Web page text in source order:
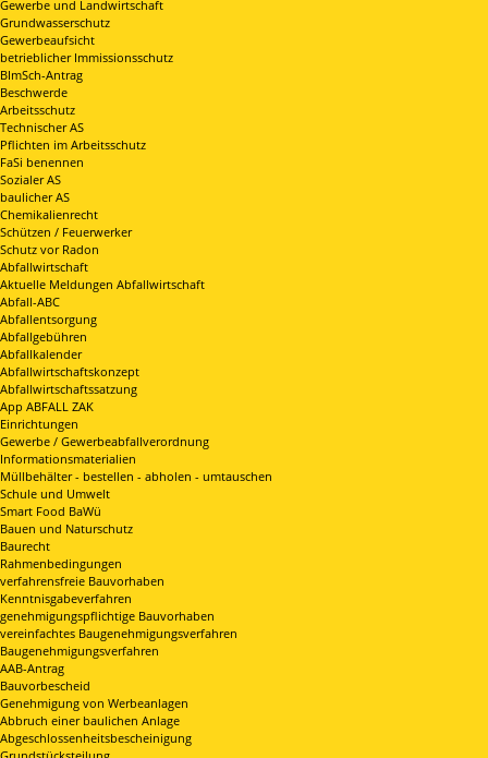
Gewerbe und Landwirtschaft
Grundwasserschutz
Gewerbeaufsicht
betrieblicher Immissionsschutz
BImSch-Antrag
Beschwerde
Arbeitsschutz
Technischer AS
Pflichten im Arbeitsschutz
FaSi benennen
Sozialer AS
baulicher AS
Chemikalienrecht
Schützen / Feuerwerker
Schutz vor Radon
Abfallwirtschaft
Aktuelle Meldungen Abfallwirtschaft
Abfall-ABC
Abfallentsorgung
Abfallgebühren
Abfallkalender
Abfallwirtschaftskonzept
Abfallwirtschaftssatzung
App ABFALL ZAK
Einrichtungen
Gewerbe / Gewerbeabfallverordnung
Informationsmaterialien
Müllbehälter - bestellen - abholen - umtauschen
Schule und Umwelt
Smart Food BaWü
Bauen und Naturschutz
Baurecht
Rahmenbedingungen
verfahrensfreie Bauvorhaben
Kenntnisgabeverfahren
genehmigungspflichtige Bauvorhaben
vereinfachtes Baugenehmigungsverfahren
Baugenehmigungsverfahren
AAB-Antrag
Bauvorbescheid
Genehmigung von Werbeanlagen
Abbruch einer baulichen Anlage
Abgeschlossenheitsbescheinigung